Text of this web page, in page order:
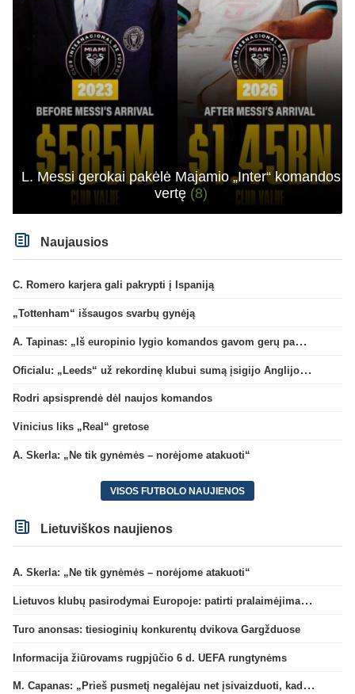
L. Messi gerokai pakėlė Majamio „Inter“ komandos
vertę (8)
Naujausios
C. Romero karjera gali pakrypti į Ispaniją
„Tottenham“ išsaugos svarbų gynėją
A. Tapinas: „Iš europinio lygio komandos gavom gerų pamokų“
Oficialu: „Leeds“ už rekordinę klubui sumą įsigijo Anglijos rinktinės vartininką
Rodri apsisprendė dėl naujos komandos
Vinicius liks „Real“ gretose
A. Skerla: „Ne tik gynėmės – norėjome atakuoti“
VISOS FUTBOLO NAUJIENOS
Lietuviškos naujienos
A. Skerla: „Ne tik gynėmės – norėjome atakuoti“
Lietuvos klubų pasirodymai Europoje: patirti pralaimėjimai Kroatijos atstovams
Turo anonsas: tiesioginių konkurentų dvikova Gargžduose
Informacija žiūrovams rugpjūčio 6 d. UEFA rungtynėms
M. Capanas: „Prieš pusmetį negalėjau net įsivaizduoti, kad žaisime prieš „Hajduk“